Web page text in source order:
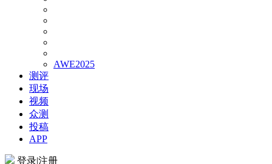
AWE2025
测评
现场
视频
众测
投稿
APP
登录|注册